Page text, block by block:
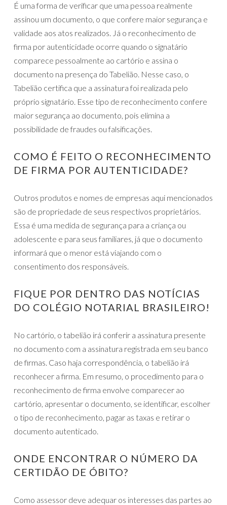
É uma forma de verificar que uma pessoa realmente
assinou um documento, o que confere maior segurança e
validade aos atos realizados. Já o reconhecimento de
firma por autenticidade ocorre quando o signatário
comparece pessoalmente ao cartório e assina o
documento na presença do Tabelião. Nesse caso, o
Tabelião certifica que a assinatura foi realizada pelo
próprio signatário. Esse tipo de reconhecimento confere
maior segurança ao documento, pois elimina a
possibilidade de fraudes ou falsificações.
COMO É FEITO O RECONHECIMENTO
DE FIRMA POR AUTENTICIDADE?
Outros produtos e nomes de empresas aqui mencionados
são de propriedade de seus respectivos proprietários.
Essa é uma medida de segurança para a criança ou
adolescente e para seus familiares, já que o documento
informará que o menor está viajando com o
consentimento dos responsáveis.
FIQUE POR DENTRO DAS NOTÍCIAS
DO COLÉGIO NOTARIAL BRASILEIRO!
No cartório, o tabelião irá conferir a assinatura presente
no documento com a assinatura registrada em seu banco
de firmas. Caso haja correspondência, o tabelião irá
reconhecer a firma. Em resumo, o procedimento para o
reconhecimento de firma envolve comparecer ao
cartório, apresentar o documento, se identificar, escolher
o tipo de reconhecimento, pagar as taxas e retirar o
documento autenticado.
ONDE ENCONTRAR O NÚMERO DA
CERTIDÃO DE ÓBITO?
Como assessor deve adequar os interesses das partes ao